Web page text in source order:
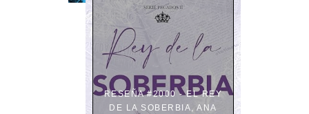
RESEÑA #2000 - EL REY
DE LA SOBERBIA, ANA